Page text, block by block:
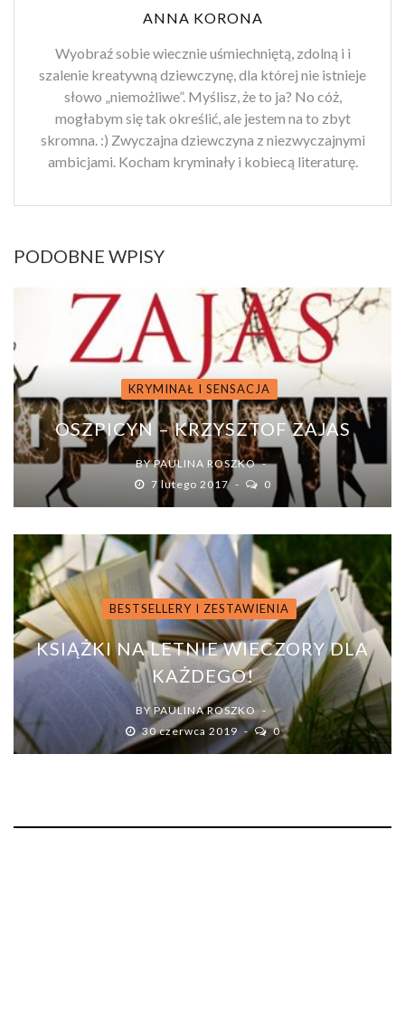
ANNA KORONA
Wyobraź sobie wiecznie uśmiechniętą, zdolną i i
szalenie kreatywną dziewczynę, dla której nie istnieje
słowo „niemożliwe”. Myślisz, że to ja? No cóż,
mogłabym się tak określić, ale jestem na to zbyt
skromna. :) Zwyczajna dziewczyna z niezwyczajnymi
ambicjami. Kocham kryminały i kobiecą literaturę.
PODOBNE WPISY
KRYMINAŁ I SENSACJA
OSZPICYN – KRZYSZTOF ZAJAS
BYPAULINA ROSZKO
7 lutego 2017
0
BESTSELLERY I ZESTAWIENIA
KSIĄŻKI NA LETNIE WIECZORY DLA
KAŻDEGO!
BY PAULINA ROSZKO
30 czerwca 2019
0